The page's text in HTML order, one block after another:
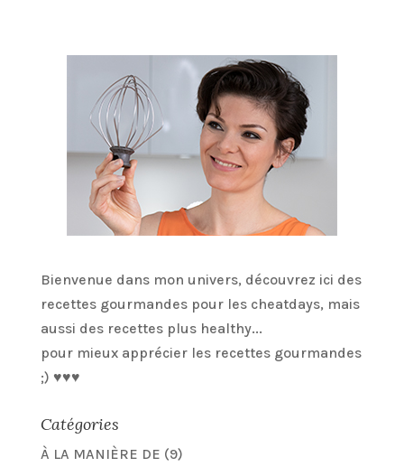
Bienvenue dans mon univers, découvrez ici des
recettes gourmandes pour les cheatdays, mais
aussi des recettes plus healthy...
pour mieux apprécier les recettes gourmandes
;) ♥♥♥
Catégories
À LA MANIÈRE DE (9)